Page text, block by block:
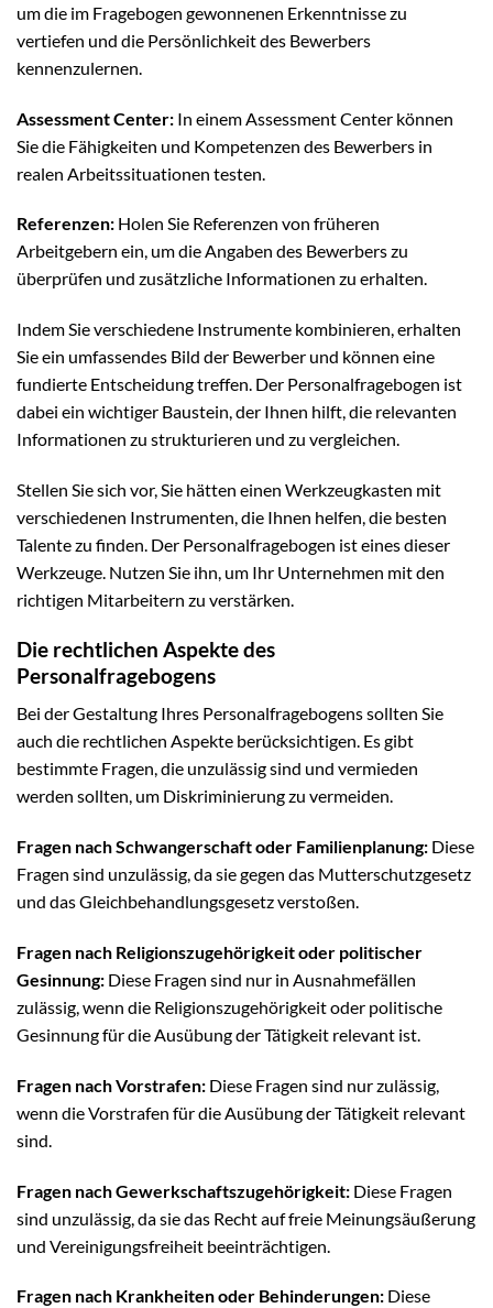
um die im Fragebogen gewonnenen Erkenntnisse zu
vertiefen und die Persönlichkeit des Bewerbers
kennenzulernen.
Assessment Center: In einem Assessment Center können
Sie die Fähigkeiten und Kompetenzen des Bewerbers in
realen Arbeitssituationen testen.
Referenzen: Holen Sie Referenzen von früheren
Arbeitgebern ein, um die Angaben des Bewerbers zu
überprüfen und zusätzliche Informationen zu erhalten.
Indem Sie verschiedene Instrumente kombinieren, erhalten
Sie ein umfassendes Bild der Bewerber und können eine
fundierte Entscheidung treffen. Der Personalfragebogen ist
dabei ein wichtiger Baustein, der Ihnen hilft, die relevanten
Informationen zu strukturieren und zu vergleichen.
Stellen Sie sich vor, Sie hätten einen Werkzeugkasten mit
verschiedenen Instrumenten, die Ihnen helfen, die besten
Talente zu finden. Der Personalfragebogen ist eines dieser
Werkzeuge. Nutzen Sie ihn, um Ihr Unternehmen mit den
richtigen Mitarbeitern zu verstärken.
Die rechtlichen Aspekte des
Personalfragebogens
Bei der Gestaltung Ihres Personalfragebogens sollten Sie
auch die rechtlichen Aspekte berücksichtigen. Es gibt
bestimmte Fragen, die unzulässig sind und vermieden
werden sollten, um Diskriminierung zu vermeiden.
Fragen nach Schwangerschaft oder Familienplanung: Diese
Fragen sind unzulässig, da sie gegen das Mutterschutzgesetz
und das Gleichbehandlungsgesetz verstoßen.
Fragen nach Religionszugehörigkeit oder politischer
Gesinnung: Diese Fragen sind nur in Ausnahmefällen
zulässig, wenn die Religionszugehörigkeit oder politische
Gesinnung für die Ausübung der Tätigkeit relevant ist.
Fragen nach Vorstrafen: Diese Fragen sind nur zulässig,
wenn die Vorstrafen für die Ausübung der Tätigkeit relevant
sind.
Fragen nach Gewerkschaftszugehörigkeit: Diese Fragen
sind unzulässig, da sie das Recht auf freie Meinungsäußerung
und Vereinigungsfreiheit beeinträchtigen.
Fragen nach Krankheiten oder Behinderungen: Diese